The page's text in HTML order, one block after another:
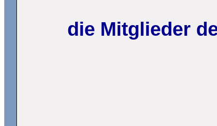
die Mitglieder